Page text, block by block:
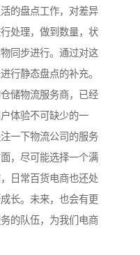
的盘点工作，对差异
处理，做到数量，状
同步进行。通过对这
行静态盘点的补充。
储物流服务商，已经
体验不可缺少的一
一下物流公司的服务
，尽可能选择一个满
日常百货电商也还处
长。未来，也会有更
的队伍，为我们电商